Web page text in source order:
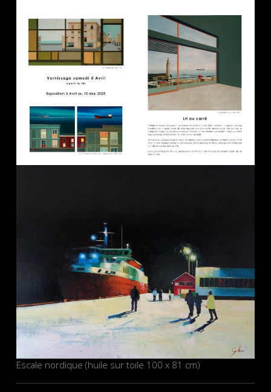
Escale nordique (huile sur toile 100 x 81 cm)